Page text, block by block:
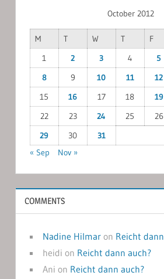
October 2012
M T W T F
1
2 3 4 5
8
9 10 11 12
15
16 17 18 19
22
23 24 25 26
29
30
31
« Sep
Nov »
COMMENTS
Nadine Hilmaron Reicht
heidi on Reicht dann auch?
Ani on Reicht dann auch?